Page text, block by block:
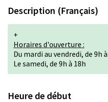
Description (Français)
+
Horaires d'ouverture :
Du mardi au vendredi, de 9h
Le samedi, de 9h à 18h
Heure de début